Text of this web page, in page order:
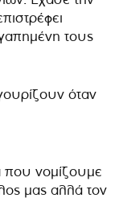
τους
όταν
νομίζουμε
μας αλλά τον